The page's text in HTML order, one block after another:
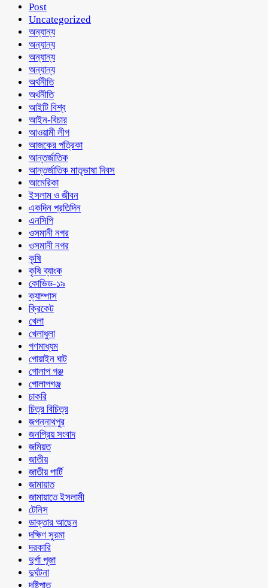
Post
Uncategorized
অন্যান্য
অন্যান্য
অন্যান্য
অন্যান্য
অর্থনীতি
অর্থনীতি
আইটি বিশ্ব
আইন-বিচার
আওয়ামী লীগ
আজকের পত্রিকা
আন্তর্জাতিক
আন্তর্জাতিক মাতৃভাষা দিবস
আমেরিকা
ইসলাম ও জীবন
একদিন প্রতিদিন
এনসিপি
ওসমানী নগর
ওসমানী নগর
কৃষি
কৃষি ব্যাংক
কোভিড-১৯
ক্যাম্পাস
ক্রিকেট
খেলা
খেলাধুলা
গণমাধ্যম
গোয়াইন ঘাট
গোলাপ গঞ্জ
গোলাপগঞ্জ
চাকরি
চিত্র বিচিত্র
জগন্নাথপুর
জনপ্রিয় সংবাদ
জমিয়ত
জাতীয়
জাতীয় পার্টি
জামায়াত
জামায়াতে ইসলামী
টেনিস
ডাক্তার আছেন
দক্ষিণ সুরমা
দরকারি
দুর্গা পূজা
দুর্ঘটনা
দৃষ্টিপাত